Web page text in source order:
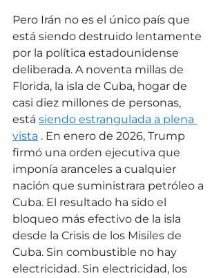
Pero Irán no es el único país que
está siendo destruido lentamente
por la política estadounidense
deliberada. A noventa millas de
Florida, la isla de Cuba, hogar de
casi diez millones de personas,
está siendo estrangulada a plena
vista . En enero de 2026, Trump
firmó una orden ejecutiva que
imponía aranceles a cualquier
nación que suministrara petróleo a
Cuba. El resultado ha sido el
bloqueo más efectivo de la isla
desde la Crisis de los Misiles de
Cuba. Sin combustible no hay
electricidad. Sin electricidad, los